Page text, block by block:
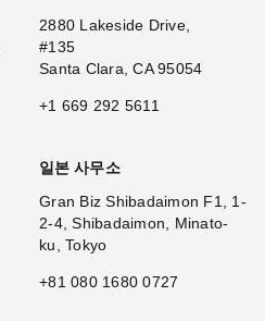
2880 Lakeside Drive,
#135
Santa Clara, CA 95054
+1 669 292 5611
일본 사무소
Gran Biz Shibadaimon F1, 1-
2-4, Shibadaimon, Minato-
ku, Tokyo
+81 080 1680 0727